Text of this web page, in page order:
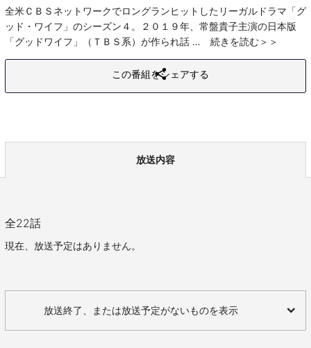
全米ＣＢＳネットワークでロングランヒットしたリーガルドラマ「グ
ッド・ワイフ」のシーズン４。２０１９年、常盤貴子主演の日本版
「グッドワイフ」（ＴＢＳ系）が作られ話
続きを読む
この番組をシェアする
放送内容
全22話
現在、放送予定はありません。
放送終了、または放送予定がないものを表示